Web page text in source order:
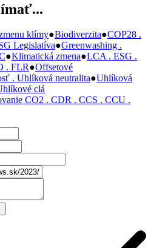
klímy●Biodiverzita●COP28 .
Legislatíva●Greenwashing .
●Klimatická zmena●LCA . ESG .
. FLR●Offsetové
. Uhlíková neutralita●Uhlíková
clá
CO2 . CDR . CCS . CCU .